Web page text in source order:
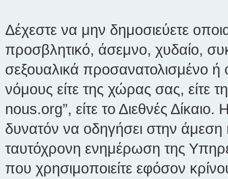
Δέχεστε να μην δημοσιεύετε
προσβλητικό, άσεμνο, χυδαίο,
σεξουαλικά προσανατολισμένο ή
νόμους είτε της χώρας σας, είτε
nous.org”, είτε το Διεθνές
δυνατόν να οδηγήσει στην
ταυτόχρονη ενημέρωση της
που χρησιμοποιείτε εφόσον